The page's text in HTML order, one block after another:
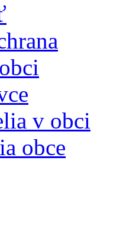
v obci
obce